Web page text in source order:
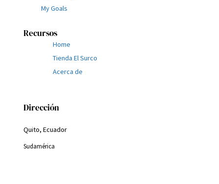
My Goals
Recursos
Home
Tienda El Surco
Acerca de
Dirección
Quito, Ecuador
Sudamérica